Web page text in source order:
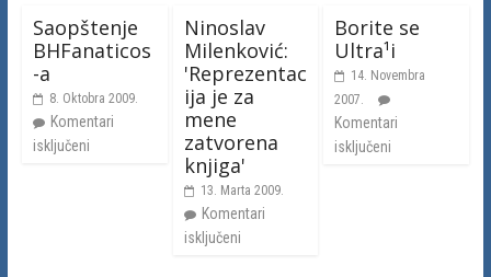
Saopštenje
BHFanaticos
-a
8. Oktobra 2009.
Komentari
isključeni
Ninoslav
Milenković:
'Reprezentac
ija je za
mene
zatvorena
knjiga'
13. Marta 2009.
Komentari
isključeni
Borite se
Ultra¹i
14. Novembra
2007.
Komentari
isključeni